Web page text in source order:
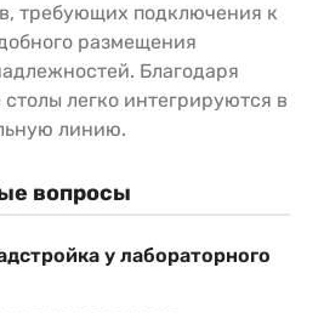
требующих подключения к
размещения
Благодаря
легко интегрируются в
линию.
вопросы
у лабораторного